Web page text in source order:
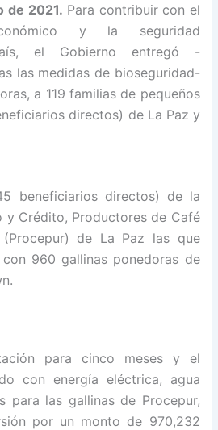
de 2021. Para contribuir con el
y la seguridad
el Gobierno entregó -
las medidas de bioseguridad-
a 119 familias de pequeños
directos) de La Paz y
beneficiarios directos) de la
y Crédito, Productores de Café
(Procepur) de La Paz las que
960 gallinas ponedoras de
para cinco meses y el
con energía eléctrica, agua
para las gallinas de Procepur,
por un monto de 970,232